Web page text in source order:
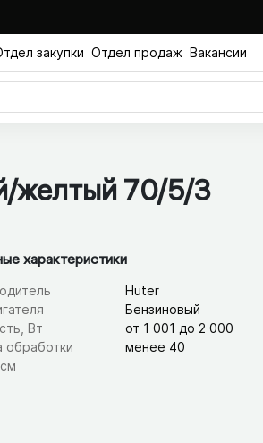
закупки Отдел продаж Вакансии
​желтый 70/​5/​3
характеристики
Huter
Бензиновый
Вт
от 1 001 до 2 000
обработки
менее 40